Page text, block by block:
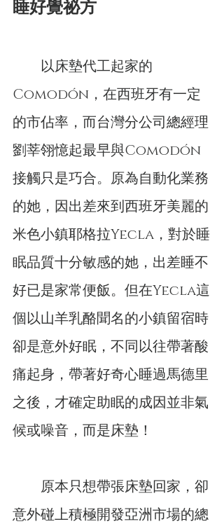
睡好覺祕方
以床墊代工起家的
Comodón，在西班牙有一定
的市佔率，而台灣分公司總經理
劉莘翎憶起最早與Comodón
接觸只是巧合。原為自動化業務
的她，因出差來到西班牙美麗的
米色小鎮耶格拉Yecla，對於睡
眠品質十分敏感的她，出差睡不
好已是家常便飯。但在Yecla這
個以山羊乳酪聞名的小鎮留宿時
卻是意外好眠，不同以往帶著酸
痛起身，帶著好奇心睡過馬德里
之後，才確定助眠的成因並非氣
候或噪音，而是床墊！
原本只想帶張床墊回家，卻
意外碰上積極開發亞洲市場的總